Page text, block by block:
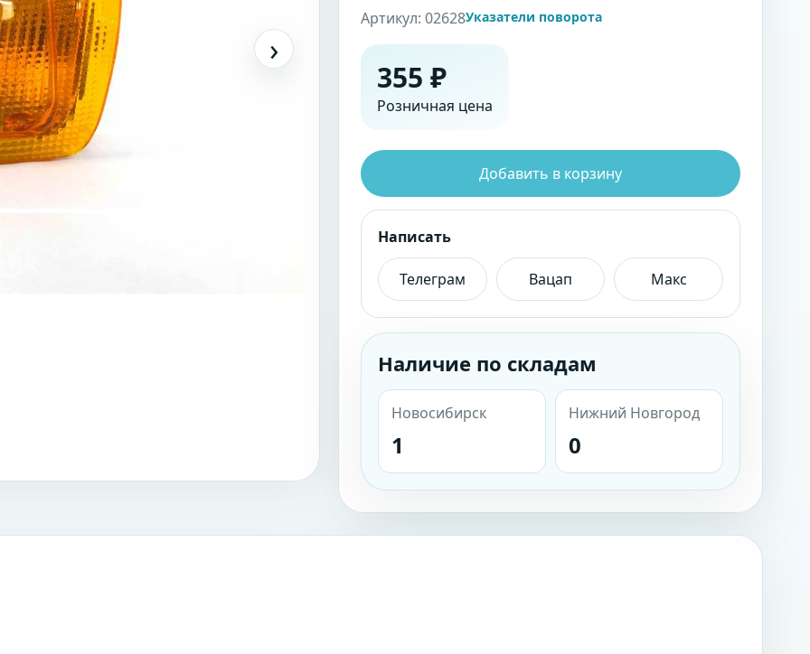
›
Артикул: 02628Указатели поворота
355 ₽
Розничная цена
Добавить в корзину
Написать
Телеграм Вацап Макс
Наличие по складам
Новосибирск
1
Нижний Новгород
0